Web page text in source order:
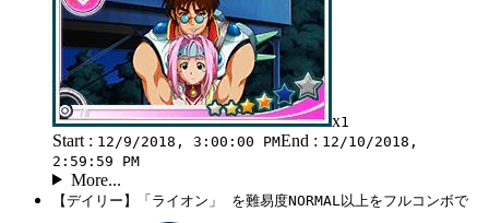
x1
Start : 12/9/2018, 3:00:00 PMEnd : 12/10/2018,
2:59:59 PM
More...
【デイリー】「ライオン」 を難易度NORMAL以上をフルコンボで